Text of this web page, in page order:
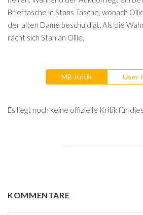
Brieftasche in Stans Tasche, wonach
der alten Dame beschuldigt. Als die
rächt sich Stan an Ollie.
MB-Kritik User-
Es liegt noch keine offizielle Kritik für
KOMMENTARE